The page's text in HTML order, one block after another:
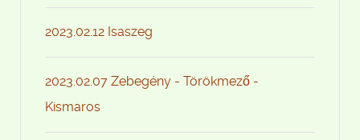
2023.02.12 Isaszeg
2023.02.07 Zebegény - Törökmező -
Kismaros